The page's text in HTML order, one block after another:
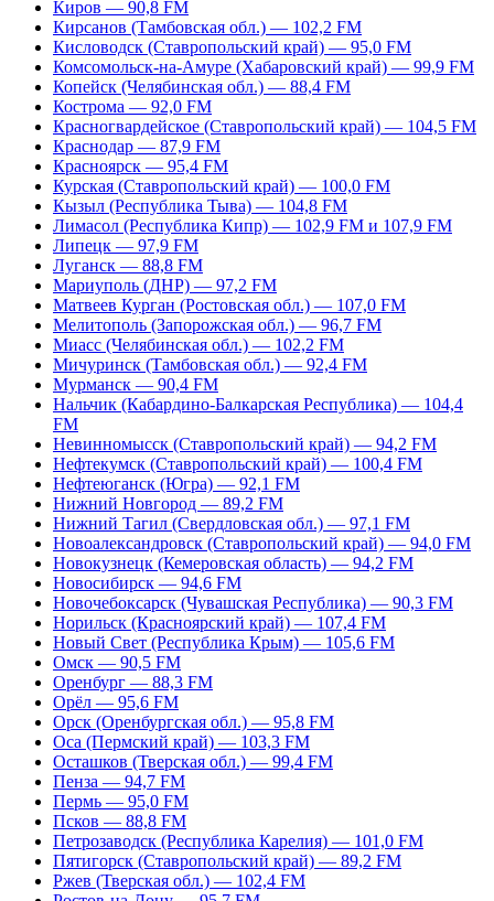
Киров — 90,8 FM
Кирсанов (Тамбовская обл.) — 102,2 FM
Кисловодск (Ставропольский край) — 95,0 FM
Комсомольск-на-Амуре (Хабаровский край) — 99,9 FM
Копейск (Челябинская обл.) — 88,4 FM
Кострома — 92,0 FM
Красногвардейское (Ставропольский край) — 104,5 FM
Краснодар — 87,9 FM
Красноярск — 95,4 FM
Курская (Ставропольский край) — 100,0 FM
Кызыл (Республика Тыва) — 104,8 FM
Лимасол (Республика Кипр) — 102,9 FM и 107,9 FM
Липецк — 97,9 FM
Луганск — 88,8 FM
Мариуполь (ДНР) — 97,2 FM
Матвеев Курган (Ростовская обл.) — 107,0 FM
Мелитополь (Запорожская обл.) — 96,7 FM
Миасс (Челябинская обл.) — 102,2 FM
Мичуринск (Тамбовская обл.) — 92,4 FM
Мурманск — 90,4 FM
Нальчик (Кабардино-Балкарская Республика) — 104,4
FM
Невинномысск (Ставропольский край) — 94,2 FM
Нефтекумск (Ставропольский край) — 100,4 FM
Нефтеюганск (Югра) — 92,1 FM
Нижний Новгород — 89,2 FM
Нижний Тагил (Свердловская обл.) — 97,1 FM
Новоалександровск (Ставропольский край) — 94,0 FM
Новокузнецк (Кемеровская область) — 94,2 FM
Новосибирск — 94,6 FM
Новочебоксарск (Чувашская Республика) — 90,3 FM
Норильск (Красноярский край) — 107,4 FM
Новый Свет (Республика Крым) — 105,6 FM
Омск — 90,5 FM
Оренбург — 88,3 FM
Орёл — 95,6 FM
Орск (Оренбургская обл.) — 95,8 FM
Оса (Пермский край) — 103,3 FM
Осташков (Тверская обл.) — 99,4 FM
Пенза — 94,7 FM
Пермь — 95,0 FM
Псков — 88,8 FM
Петрозаводск (Республика Карелия) — 101,0 FM
Пятигорск (Ставропольский край) — 89,2 FM
Ржев (Тверская обл.) — 102,4 FM